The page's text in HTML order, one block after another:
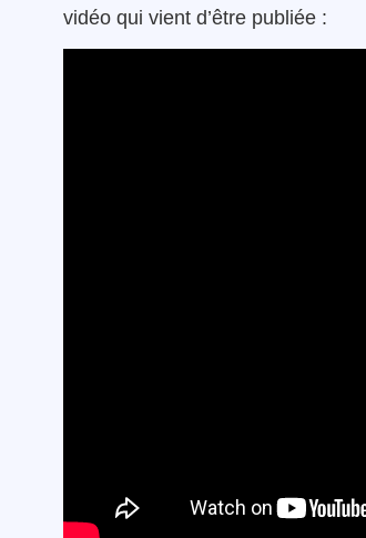
vidéo qui vient d’être publiée :